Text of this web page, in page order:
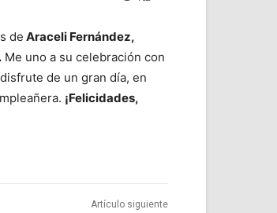
de Araceli Fernández,
Me uno a su celebración con
de un gran día, en
¡Felicidades,
Artículo siguiente